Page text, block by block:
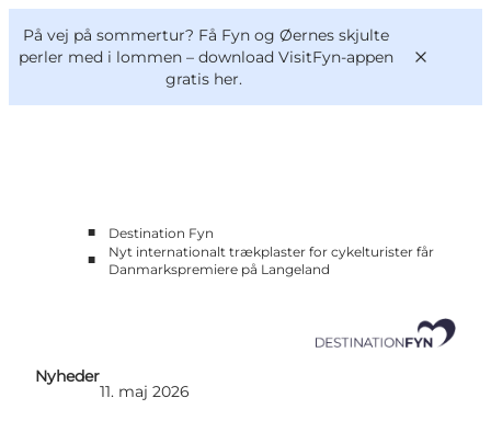
På vej på sommertur? Få Fyn og Øernes skjulte
perler med i lommen – download VisitFyn-appen
gratis her.
Bliv medlem
Projekter og Aktuelt
Om os
Deutsch
■
Destination Fyn
■
Nyt internationalt trækplaster for cykelturister får
Danmarkspremiere på Langeland
Nyheder
11. maj 2026